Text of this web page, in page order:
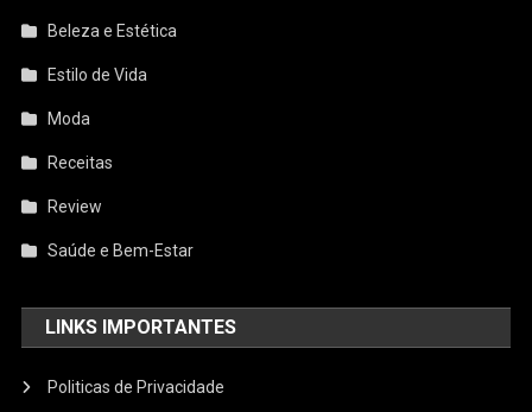
Beleza e Estética
Estilo de Vida
Moda
Receitas
Review
Saúde e Bem-Estar
LINKS IMPORTANTES
Politicas de Privacidade